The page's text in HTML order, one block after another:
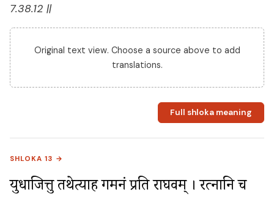
7.38.12 ||
Original text view. Choose a source above to add
translations.
Full shloka meaning
SHLOKA 13 →
युधाजित्तु तथेत्याह गमनं प्रति राघवम् । रत्नानि च